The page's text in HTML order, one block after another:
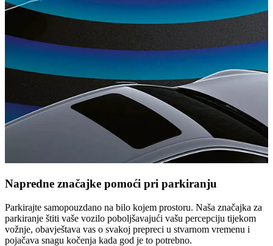
Napredne značajke pomoći pri parkiranju
Parkirajte samopouzdano na bilo kojem prostoru. Naša značajka za
parkiranje štiti vaše vozilo poboljšavajući vašu percepciju tijekom
vožnje, obavještava vas o svakoj prepreci u stvarnom vremenu i
pojačava snagu kočenja kada god je to potrebno.